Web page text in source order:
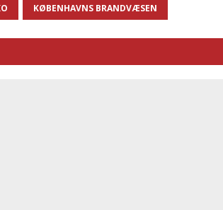
KØBENHAVNS BRANDVÆSEN